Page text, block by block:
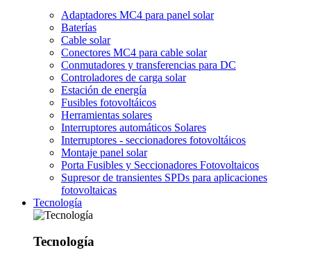
Adaptadores MC4 para panel solar
Baterías
Cable solar
Conectores MC4 para cable solar
Conmutadores y transferencias para DC
Controladores de carga solar
Estación de energía
Fusibles fotovoltáicos
Herramientas solares
Interruptores automáticos Solares
Interruptores - seccionadores fotovoltáicos
Montaje panel solar
Porta Fusibles y Seccionadores Fotovoltaicos
Supresor de transientes SPDs para aplicaciones
fotovoltaicas
Tecnología
Tecnología